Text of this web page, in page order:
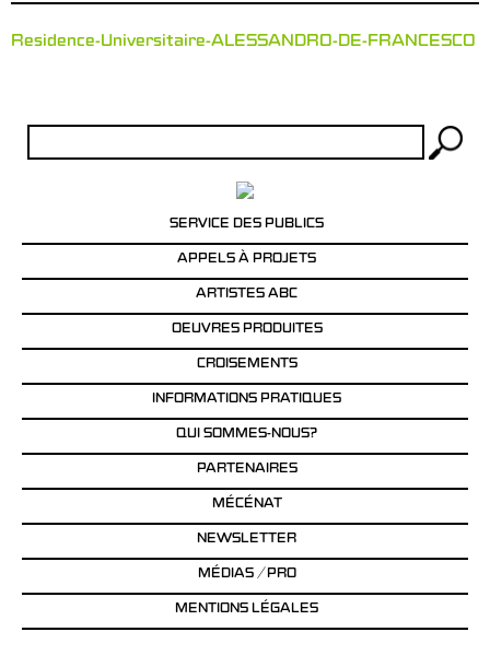
Residence-Universitaire-ALESSANDRO-DE-FRANCESCO
SERVICE DES PUBLICS
APPELS À PROJETS
ARTISTES ABC
OEUVRES PRODUITES
CROISEMENTS
INFORMATIONS PRATIQUES
QUI SOMMES-NOUS?
PARTENAIRES
MÉCÉNAT
NEWSLETTER
MÉDIAS / PRO
MENTIONS LÉGALES